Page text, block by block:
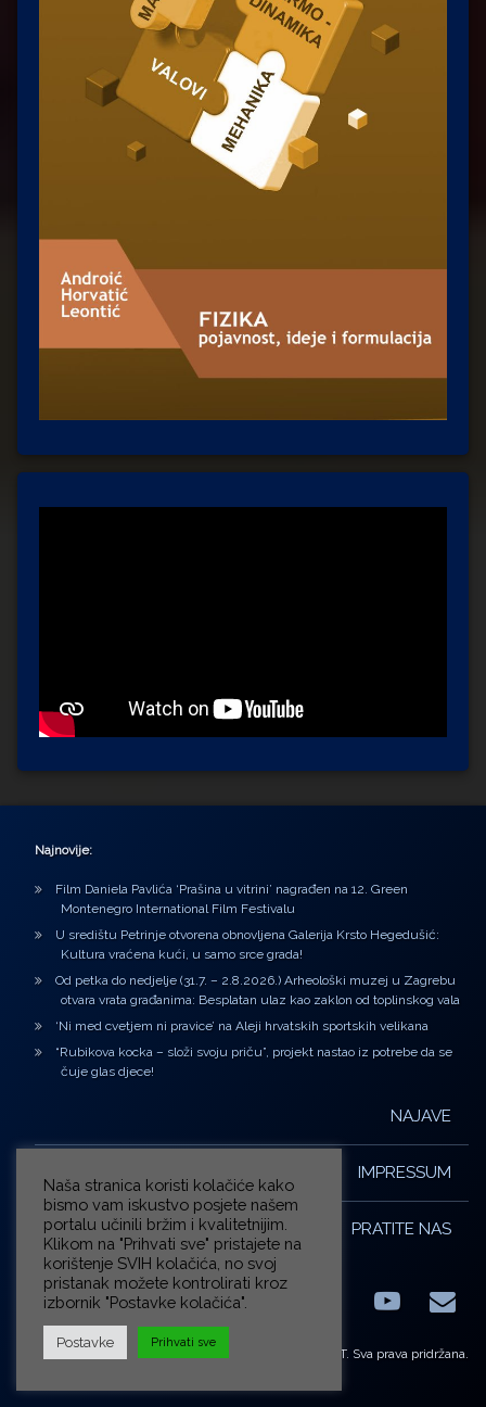
Najnovije:
Film Daniela Pavlića ‘Prašina u vitrini’ nagrađen na 12. Green
Montenegro International Film Festivalu
U središtu Petrinje otvorena obnovljena Galerija Krsto Hegedušić:
Kultura vraćena kući, u samo srce grada!
Od petka do nedjelje (31.7. – 2.8.2026.) Arheološki muzej u Zagrebu
otvara vrata građanima: Besplatan ulaz kao zaklon od toplinskog vala
‘Ni med cvetjem ni pravice’ na Aleji hrvatskih sportskih velikana
“Rubikova kocka – složi svoju priču”, projekt nastao iz potrebe da se
čuje glas djece!
NAJAVE
IMPRESSUM
PRATITE NAS
FacebookLinkedIn E-
© ZG-KULT. Sva prava pridržana.
Naša stranica koristi kolačiće kako
bismo vam iskustvo posjete našem
portalu učinili bržim i kvalitetnijim.
Klikom na "Prihvati sve" pristajete na
korištenje SVIH kolačića, no svoj
pristanak možete kontrolirati kroz
izbornik "Postavke kolačića".
Postavke Prihvati sve